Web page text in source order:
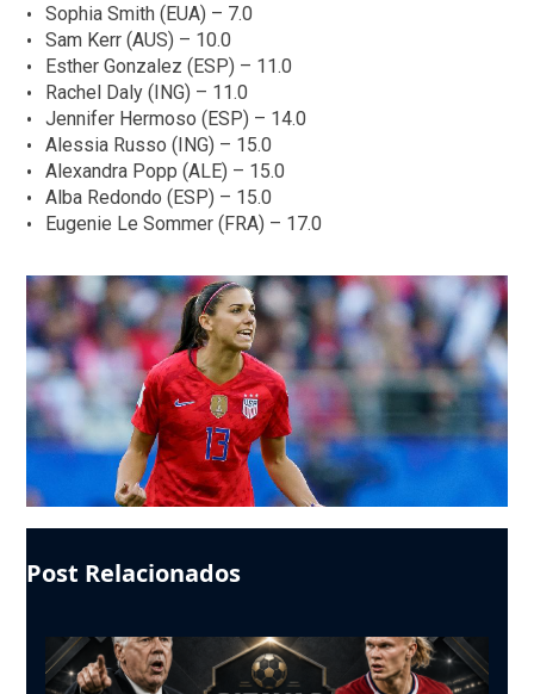
Sophia Smith (EUA) – 7.0
Sam Kerr (AUS) – 10.0
Esther Gonzalez (ESP) – 11.0
Rachel Daly (ING) – 11.0
Jennifer Hermoso (ESP) – 14.0
Alessia Russo (ING) – 15.0
Alexandra Popp (ALE) – 15.0
Alba Redondo (ESP) – 15.0
Eugenie Le Sommer (FRA) – 17.0
Post Relacionados
the
left